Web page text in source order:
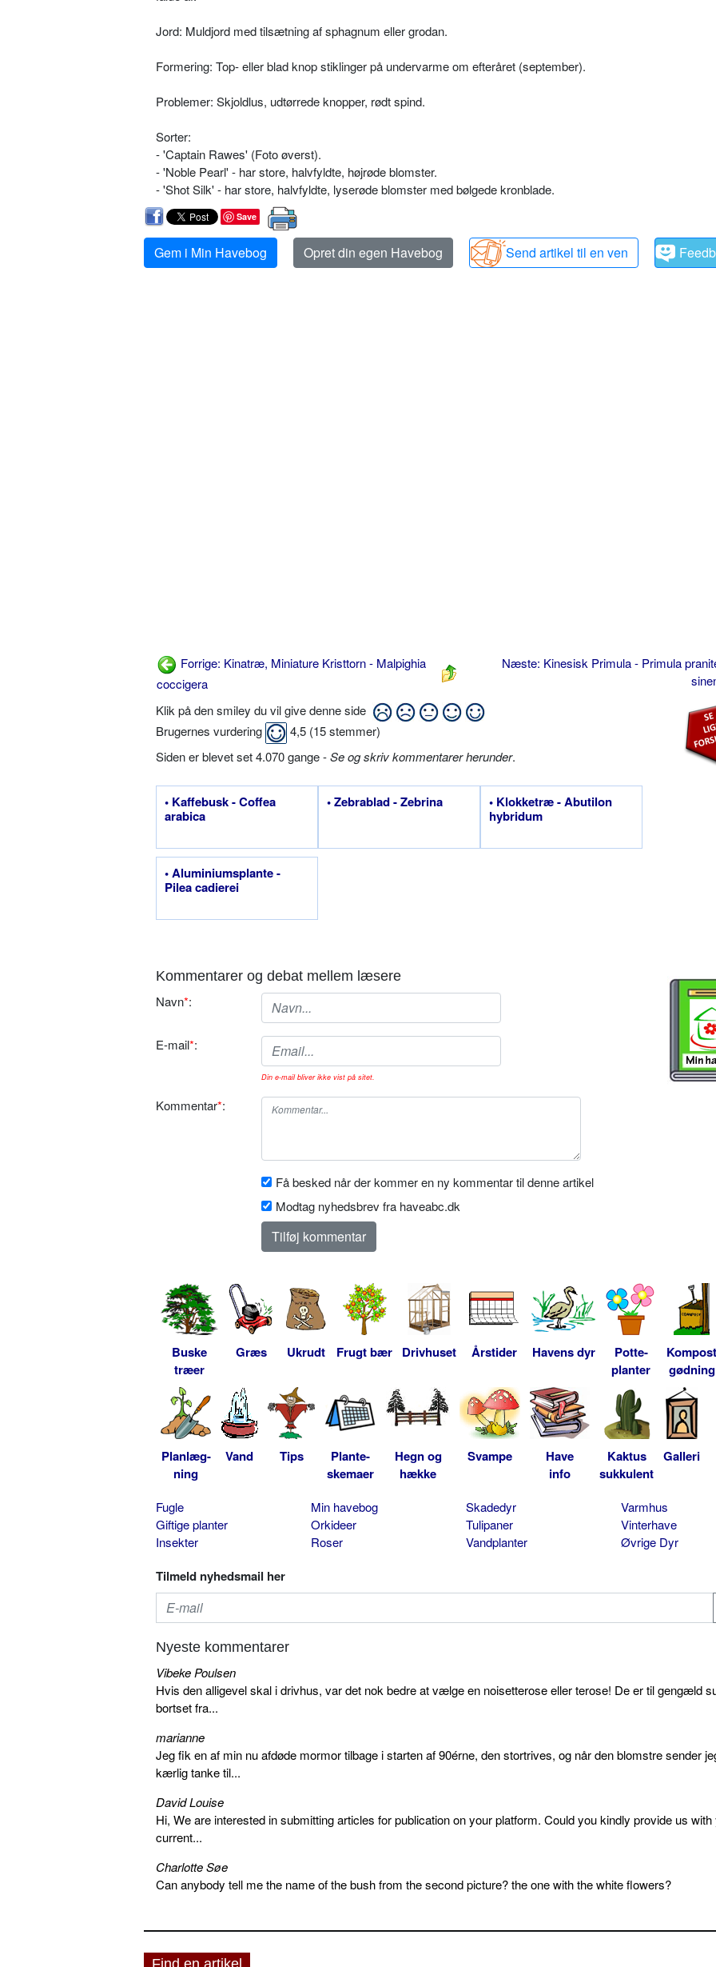
Jord: Muldjord med tilsætning af sphagnum eller grodan.
Formering: Top- eller blad knop stiklinger på undervarme om efteråret (september).
Problemer: Skjoldlus, udtørrede knopper, rødt spind.
Sorter:
- 'Captain Rawes' (Foto øverst).
- 'Noble Pearl' - har store, halvfyldte, højrøde blomster.
- 'Shot Silk' - har store, halvfyldte, lyserøde blomster med bølgede kronblade.
Save
Gem i Min Havebog Opret din egen Havebog Send artikel til en ven
Forrige: Kinatræ, Miniature Kristtorn - Malpighia
coccigera
Næste: Kinesisk Primula - Primula
Klik på den smiley du vil give denne side
Brugernes vurdering
4,5 (15stemmer)
Siden er blevet set 4.070 gange -Se og skriv kommentarer herunder.
• Kaffebusk - Coffea
arabica
• Zebrablad - Zebrina
• Klokketræ - Abutilon
hybridum
• Aluminiums­plante -
Pilea cadierei
Kommentarer og debat mellem læsere
Navn*:
E-mail*:
Din e-mail bliver ikke vist på sitet.
Kommentar*:
Få besked når der kommer en ny kommentar til denne artikel
Modtag nyhedsbrev fra haveabc.dk
Buske
træer
Græs Ukrudt Frugt bær Drivhuset Årstider Havens dyr
Potte-
planter
Kompost
gødning
Planlæg-
ning
Vand Tips
Plante-
skemaer
Hegn og
hække
Svampe
Have
info
Kaktus
sukkulent
Galleri
Fugle
Giftige planter
Insekter
Min havebog
Orkideer
Roser
Skadedyr
Tulipaner
Vandplanter
Varmhus
Vinterhave
Øvrige Dyr
Tilmeld nyhedsmail her
Nyeste kommentarer
Vibeke Poulsen
Hvis den alligevel skal i drivhus, var det nok bedre at vælge en noisetterose eller terose! De er til gengæld
bortset fra...
marianne
Jeg fik en af min nu afdøde mormor tilbage i starten af 90érne, den stortrives, og når den blomstre sender
kærlig tanke til...
David Louise
Hi, We are interested in submitting articles for publication on your platform. Could you kindly provide us with
current...
Charlotte Søe
Can anybody tell me the name of the bush from the second picture? the one with the white flowers?
Find en artikel